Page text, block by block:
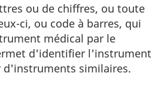
ou de chiffres, ou toute
ci, ou code à barres, qui
médical par le
d'identifier l'instrument
d'instruments similaires.